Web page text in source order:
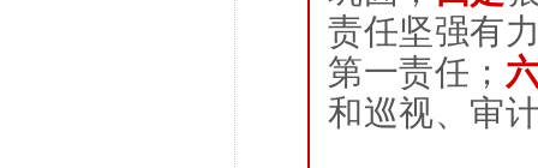
责任坚强有
第一责任；
和巡视、审